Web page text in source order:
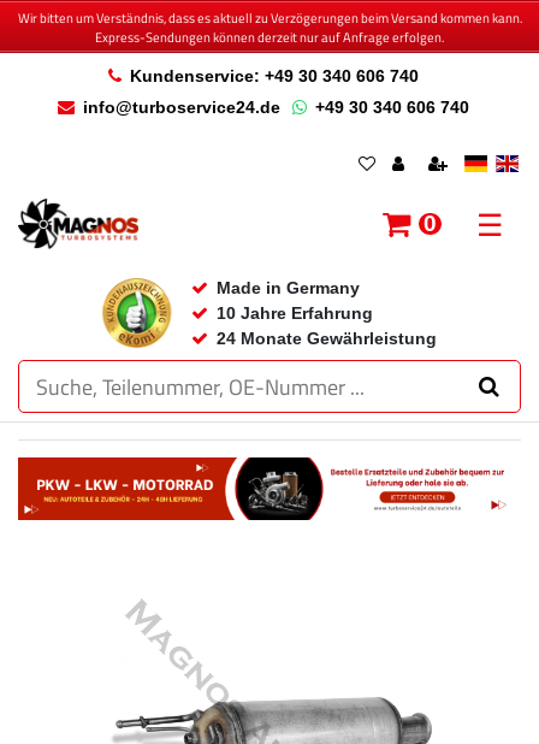
Wir bitten um Verständnis, dass es aktuell zu Verzögerungen beim Versand kommen kann.
Express-Sendungen können derzeit nur auf Anfrage erfolgen.
Kundenservice: +49 30 340 606 740
info@turboservice24.de
+49 30 340 606 740
Made in Germany
10 Jahre Erfahrung
24 Monate Gewährleistung
0 ☰